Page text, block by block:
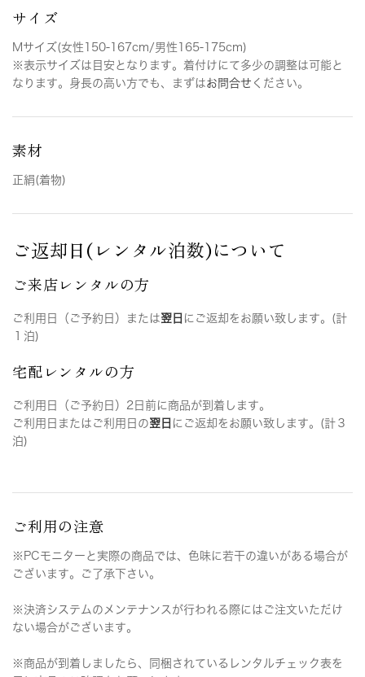
サイズ
Mサイズ(女性150-167cm/男性165-175cm)
※表示サイズは目安となります。着付けにて多少の調整は可能と
なります。身長の高い方でも、まずはお問合せ ください。
素材
正絹(着物)
ご返却日(レンタル泊数)について
ご来店レンタルの方
ご利用日（ご予約日）または翌日 にご返却をお願い致します。(計
１泊)
宅配レンタルの方
ご利用日（ご予約日）2日前に商品が到着します。
ご利用日またはご利用日の翌日 にご返却をお願い致します。(計３
泊)
ご利用の注意
※PCモニターと実際の商品では、色味に若干の違いがある場合が
ございます。ご了承下さい。
※決済システムのメンテナンスが行われる際にはご注文いただけ
ない場合がございます。
※商品が到着しましたら、同梱されているレンタルチェック表を